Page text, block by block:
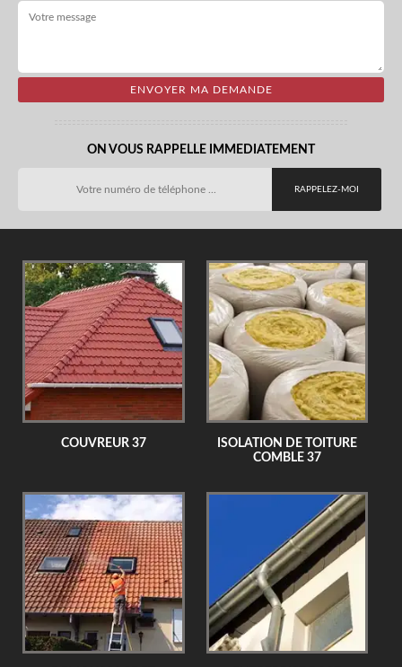
ON VOUS RAPPELLE IMMEDIATEMENT
COUVREUR 37
ISOLATION DE TOITURE
COMBLE 37